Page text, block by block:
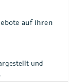
auf Ihren
und